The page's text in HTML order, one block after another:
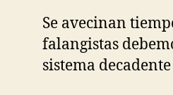
Se avecinan
falangistas
sistema